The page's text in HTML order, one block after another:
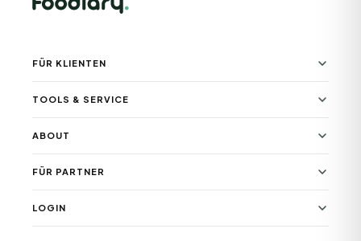
FÜR KLIENTEN
TOOLS & SERVICE
ABOUT
FÜR PARTNER
LOGIN